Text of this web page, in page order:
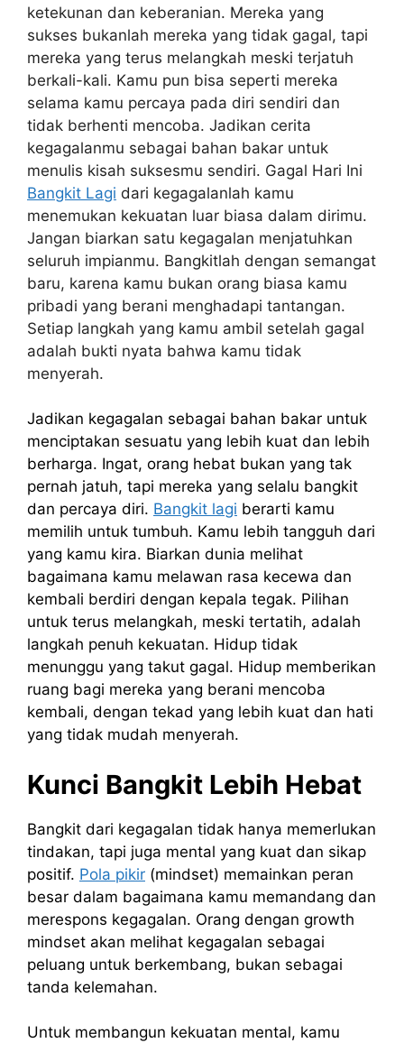
ketekunan dan keberanian. Mereka yang
sukses bukanlah mereka yang tidak gagal, tapi
mereka yang terus melangkah meski terjatuh
berkali-kali. Kamu pun bisa seperti mereka
selama kamu percaya pada diri sendiri dan
tidak berhenti mencoba. Jadikan cerita
kegagalanmu sebagai bahan bakar untuk
menulis kisah suksesmu sendiri. Gagal Hari Ini
Bangkit Lagi dari kegagalanlah kamu
menemukan kekuatan luar biasa dalam dirimu.
Jangan biarkan satu kegagalan menjatuhkan
seluruh impianmu. Bangkitlah dengan semangat
baru, karena kamu bukan orang biasa kamu
pribadi yang berani menghadapi tantangan.
Setiap langkah yang kamu ambil setelah gagal
adalah bukti nyata bahwa kamu tidak
menyerah.
Jadikan kegagalan sebagai bahan bakar untuk
menciptakan sesuatu yang lebih kuat dan lebih
berharga. Ingat, orang hebat bukan yang tak
pernah jatuh, tapi mereka yang selalu bangkit
dan percaya diri. Bangkit lagi berarti kamu
memilih untuk tumbuh. Kamu lebih tangguh dari
yang kamu kira. Biarkan dunia melihat
bagaimana kamu melawan rasa kecewa dan
kembali berdiri dengan kepala tegak. Pilihan
untuk terus melangkah, meski tertatih, adalah
langkah penuh kekuatan. Hidup tidak
menunggu yang takut gagal. Hidup memberikan
ruang bagi mereka yang berani mencoba
kembali, dengan tekad yang lebih kuat dan hati
yang tidak mudah menyerah.
Kunci Bangkit Lebih Hebat
Bangkit dari kegagalan tidak hanya memerlukan
tindakan, tapi juga mental yang kuat dan sikap
positif. Pola pikir (mindset) memainkan peran
besar dalam bagaimana kamu memandang dan
merespons kegagalan. Orang dengan growth
mindset akan melihat kegagalan sebagai
peluang untuk berkembang, bukan sebagai
tanda kelemahan.
Untuk membangun kekuatan mental, kamu